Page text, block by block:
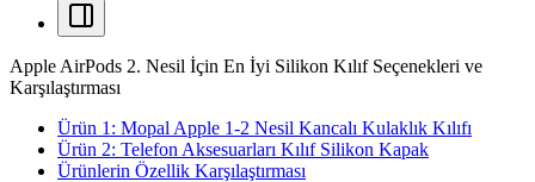
Apple AirPods 2. Nesil İçin En İyi Silikon Kılıf Seçenekleri ve
Karşılaştırması
Ürün 1: Mopal Apple 1-2 Nesil Kancalı Kulaklık Kılıfı
Ürün 2: Telefon Aksesuarları Kılıf Silikon Kapak
Ürünlerin Özellik Karşılaştırması